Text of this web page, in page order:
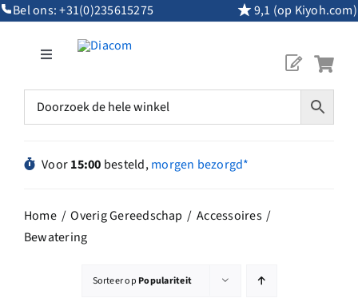
GaBel ons:+31(0)235615275 9,1 (op Kiyoh.com)
Toggle
Mijn Account
Voor15:00 besteld,morgen bezorgd*
Home Overig Gereedschap
Accessoires
Bewatering
Sorteer op Populariteit